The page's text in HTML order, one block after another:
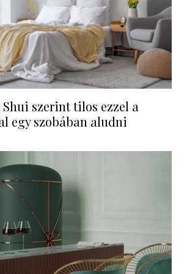
Shui szerint tilos ezzel a
egy szobában aludni